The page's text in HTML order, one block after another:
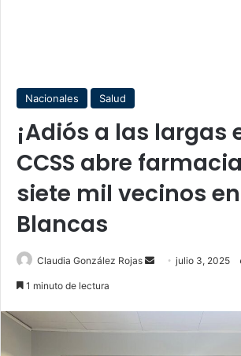
Nacionales Salud
¡Adiós a las largas
CCSS abre
siete mil vecinos
Blancas
Claudia González Rojas
Sendjulio 3, 2025
1 minuto de lectura